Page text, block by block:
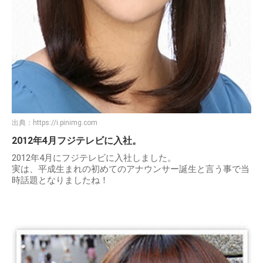
出典： https://i.pinimg.com
2012年4月フジテレビに入社。
2012年4月にフジテレビに入社しました。
実は、平成生まれの初めてのアナウンサー誕生と言う事で当
時話題となりましたね！